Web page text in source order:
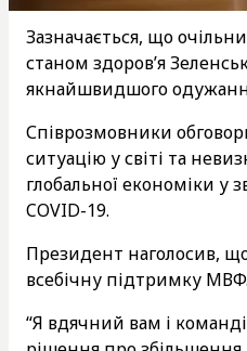
Зазначається, що
станом здоров’я
якнайшвидшого
Співрозмовники
ситуацію у світі та
глобальної економіки у
COVID-19.
Президент наголосив,
всебічну підтримку МВФ.
“Я вдячний вам і